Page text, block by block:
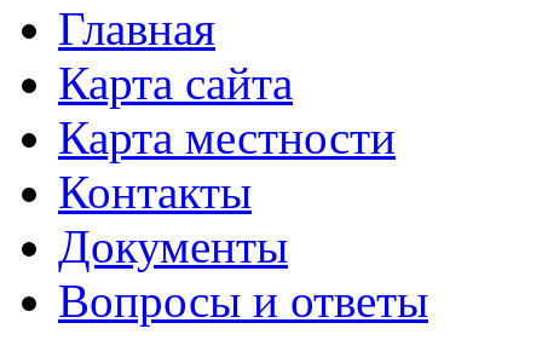
Главная
Карта сайта
Карта местности
Контакты
Документы
Вопросы и ответы